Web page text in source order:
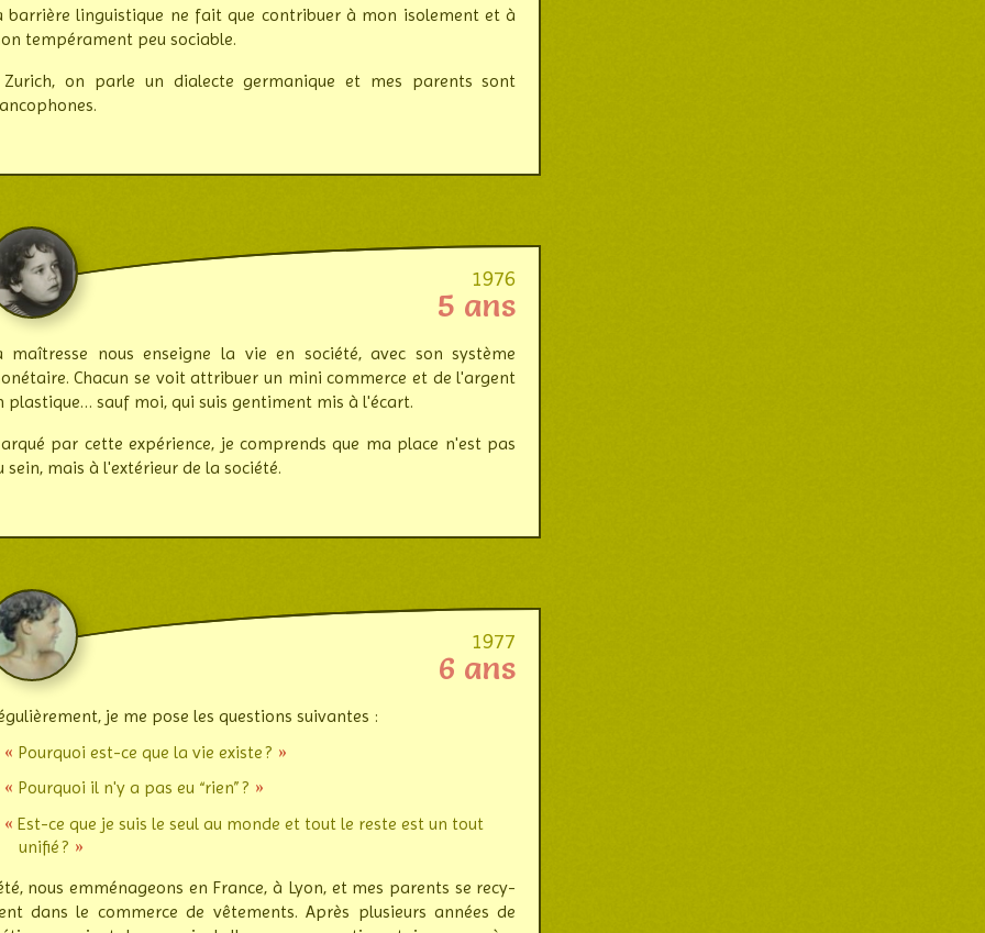
barrière linguistique ne fait que contri­buer à mon iso­le­ment et à
tem­pé­ra­ment peu sociable.
on parle un dialecte ger­ma­nique et mes parents sont
1976
5 ans
maîtresse nous enseigne la vie en société, avec son système
Chacun se voit attri­buer un mini com­merce et de l'argent
plas­tique… sauf moi, qui suis genti­ment mis à l'écart.
par cette expérience, je com­prends que ma place n'est pas
sein, mais à l'ex­té­rieur de la société.
1977
6 ans
je me pose les questions suivantes :
Pourquoi est-ce que la vie existe ?
Pourquoi il n'y a pas eu “rien” ?
Est-ce que je suis le seul au monde et tout le reste est un tout
unifié ?
nous emménageons en France, à Lyon, et mes parents se recy­
dans le com­merce de vête­ments. Après plu­sieurs années de